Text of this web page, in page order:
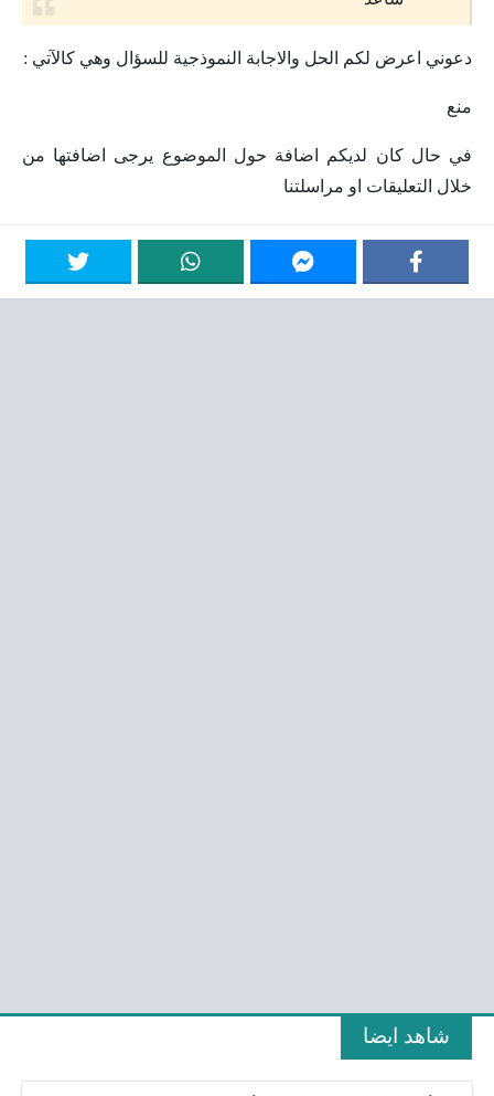
دعوني اعرض لكم الحل والاجابة النموذجية للسؤال وهي كالآتي :
منع
في حال كان لديكم اضافة حول الموضوع يرجى اضافتها من
خلال التعليقات او مراسلتنا
شاهد ايضا